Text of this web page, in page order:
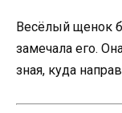
Весёлый щенок
замечала его.
зная, куда